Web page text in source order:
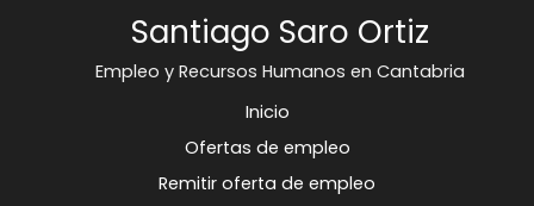
Santiago Saro Ortiz
Empleo y Recursos Humanos en Cantabria
Inicio
Ofertas de empleo
Remitir oferta de empleo